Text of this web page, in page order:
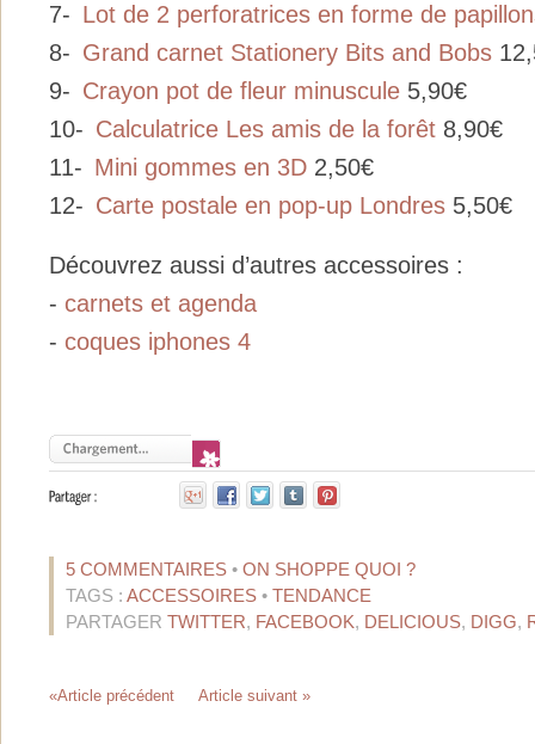
7- Lot de 2 perforatrices en forme de
8- Grand carnet Stationery Bits and Bobs
9- Crayon pot de fleur minuscule 5,90€
10- Calculatrice Les amis de la forêt 8,90€
11- Mini gommes en 3D 2,50€
12- Carte postale en pop-up Londres 5,50€
Découvrez aussi d’autres accessoires :
- carnets et agenda
- coques iphones 4
5 COMMENTAIRES • ON SHOPPE QUOI ?
TAGS : ACCESSOIRES • TENDANCE
PARTAGER TWITTER, FACEBOOK, DELICIOUS, DIGG,
«Article précédent Article suivant »